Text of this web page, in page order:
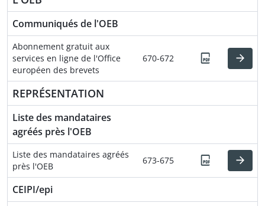
Communiqués de l'OEB
Abonnement gratuit aux
services en ligne de l'Office
européen des brevets
670-672
REPRÉSENTATION
Liste des mandataires
agréés près l'OEB
Liste des mandataires agréés
près l'OEB
673-675
CEIPI/epi